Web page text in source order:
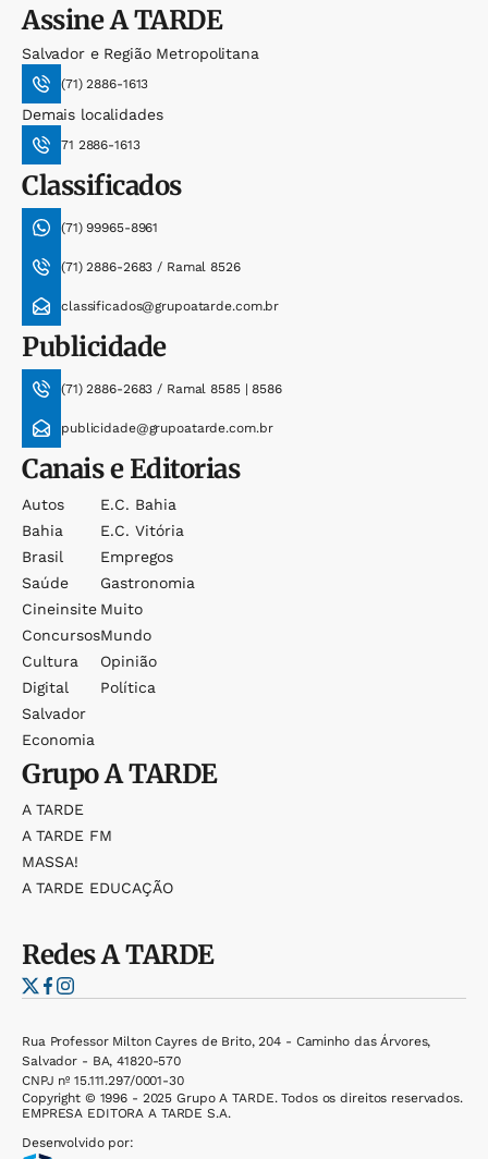
AssineA TARDE
Salvador e Região Metropolitana
(71) 2886-1613
Demais localidades
71 2886-1613
Classificados
(71) 99965-8961
(71) 2886-2683 / Ramal 8526
classificados@grupoatarde.com.br
Publicidade
(71) 2886-2683 / Ramal 8585 | 8586
publicidade@grupoatarde.com.br
Canais e Editorias
Autos
Bahia
Brasil
Saúde
Cineinsite
Concursos
Cultura
Digital
Salvador
Economia
E.c. Bahia
E.c. Vitória
Empregos
Gastronomia
Muito
Mundo
Opinião
Política
GrupoA TARDE
A TARDE
A TARDE FM
MASSA!
A TARDE EDUCAÇÃO
RedesA TARDE
Rua Professor Milton Cayres de Brito, 204 - Caminho das Árvores,
Salvador - BA, 41820-570
CNPJ nº 15.111.297/0001-30
Copyright © 1996 - 2025 Grupo A TARDE. Todos os direitos reservados.
EMPRESA EDITORA A TARDE S.A.
Desenvolvido por: